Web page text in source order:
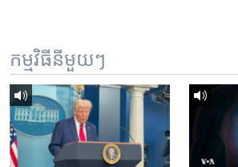
កម្មវិធី​នីមួយៗ